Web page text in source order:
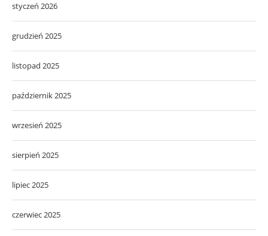
styczeń 2026
grudzień 2025
listopad 2025
październik 2025
wrzesień 2025
sierpień 2025
lipiec 2025
czerwiec 2025